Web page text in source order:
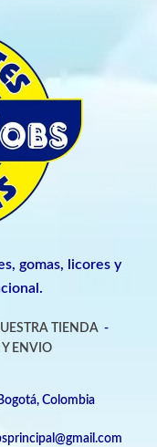
gomas, licores y
TIENDA -
Y ENVIO
Colombia